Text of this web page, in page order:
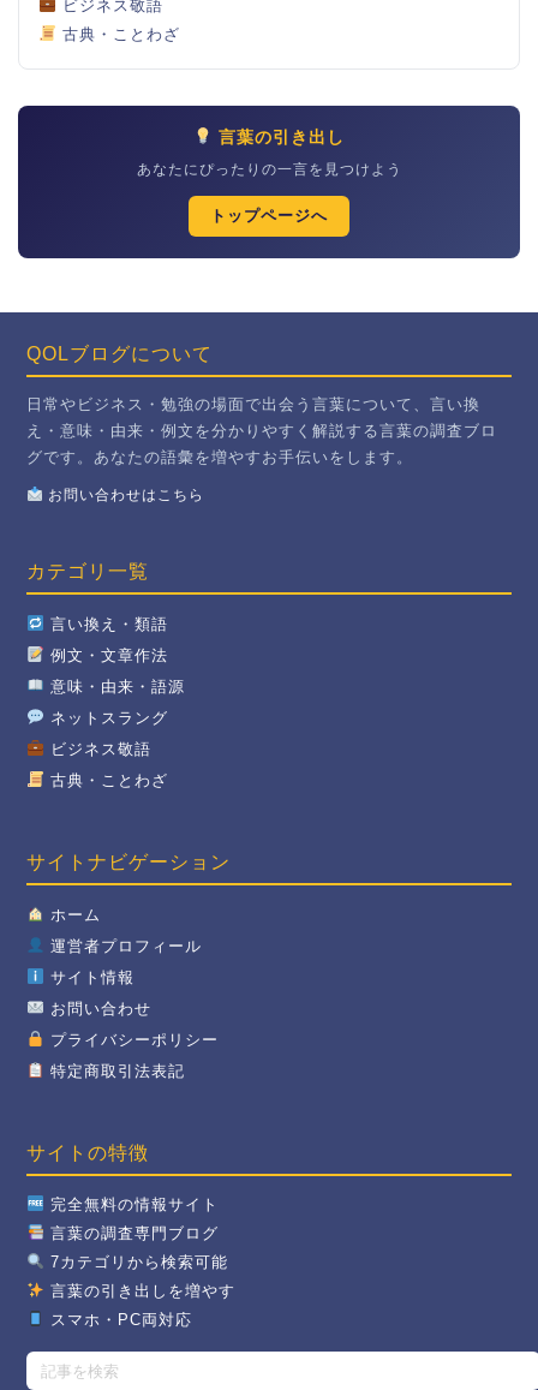
ビジネス敬語
古典・ことわざ
言葉の引き出し
あなたにぴったりの一言を見つけよう
トップページへ
QOLブログについて
日常やビジネス・勉強の場面で出会う言葉について、言い換
え・意味・由来・例文を分かりやすく解説する言葉の調査ブロ
グです。あなたの語彙を増やすお手伝いをします。
お問い合わせはこちら
カテゴリ一覧
言い換え・類語
例文・文章作法
意味・由来・語源
ネットスラング
ビジネス敬語
古典・ことわざ
サイトナビゲーション
ホーム
運営者プロフィール
サイト情報
お問い合わせ
プライバシーポリシー
特定商取引法表記
サイトの特徴
完全無料の情報サイト
言葉の調査専門ブログ
7カテゴリから検索可能
言葉の引き出しを増やす
スマホ・PC両対応